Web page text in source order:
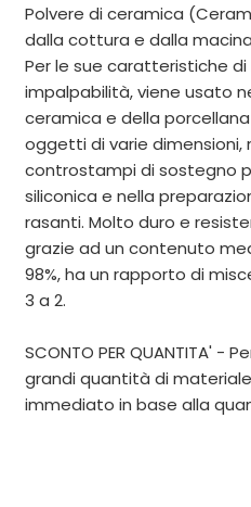
Polvere di ceramica
dalla cottura e dalla
Per le sue caratteristiche
impalpabilità, viene usato
ceramica e della
oggetti di varie dimensioni,
controstampi di sostegno
siliconica e nella
rasanti. Molto duro e
grazie ad un contenuto
98%, ha un rapporto di
3 a 2.
SCONTO PER QUANTITA' -
grandi quantità di
immediato in base alla